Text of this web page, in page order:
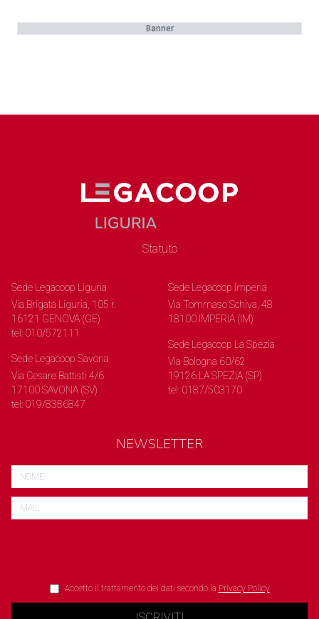
Banner
Statuto
Sede Legacoop Liguria
Via Brigata Liguria, 105 r.
16121 GENOVA (GE)
tel: 010/572111
Sede Legacoop Savona
Via Cesare Battisti 4/6
17100 SAVONA (SV)
tel: 019/8386847
Sede Legacoop Imperia
Via Tommaso Schiva, 48
18100 IMPERIA (IM)
Sede Legacoop La Spezia
Via Bologna 60/62
19126 LA SPEZIA (SP)
tel: 0187/503170
NEWSLETTER
Accetto il trattamento dei dati secondo la Privacy Policy